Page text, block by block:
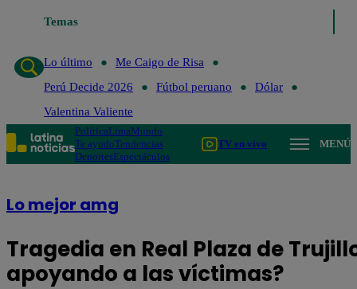
Temas
Lo último
Me Caigo de Risa
Perú Decide 2026
Fútbol peruano
Dólar
Valentina Valiente
PolíticaLimaMundo
Te ayudoTendencias
DeportesEspectáculos
TV en vivo MENÚ
Lo mejor amg
Tragedia en Real Plaza de
apoyando a las víctimas?